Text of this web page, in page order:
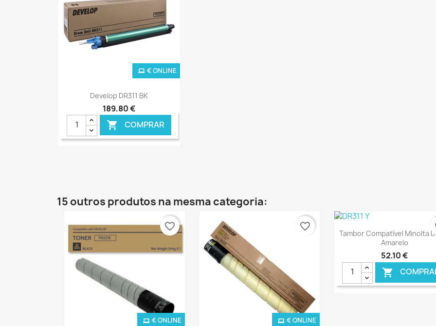
Ver+
Develop DR311 BK
189,80 €
 COMPRAR
€ ONLINE
15 outros produtos na mesma categoria:
€ ONLINE
favorite_border
€ ONLINE
favorite_border Ver+
Tambor Compatível Minolta
Amarelo
52,10 €
